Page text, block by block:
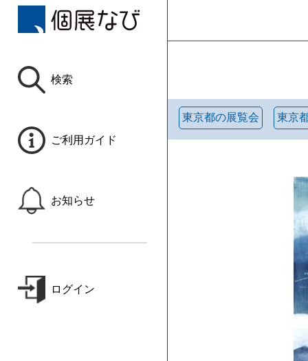
検索
ご利用ガイド
お知らせ
ログイン
東京都の展覧会 東京